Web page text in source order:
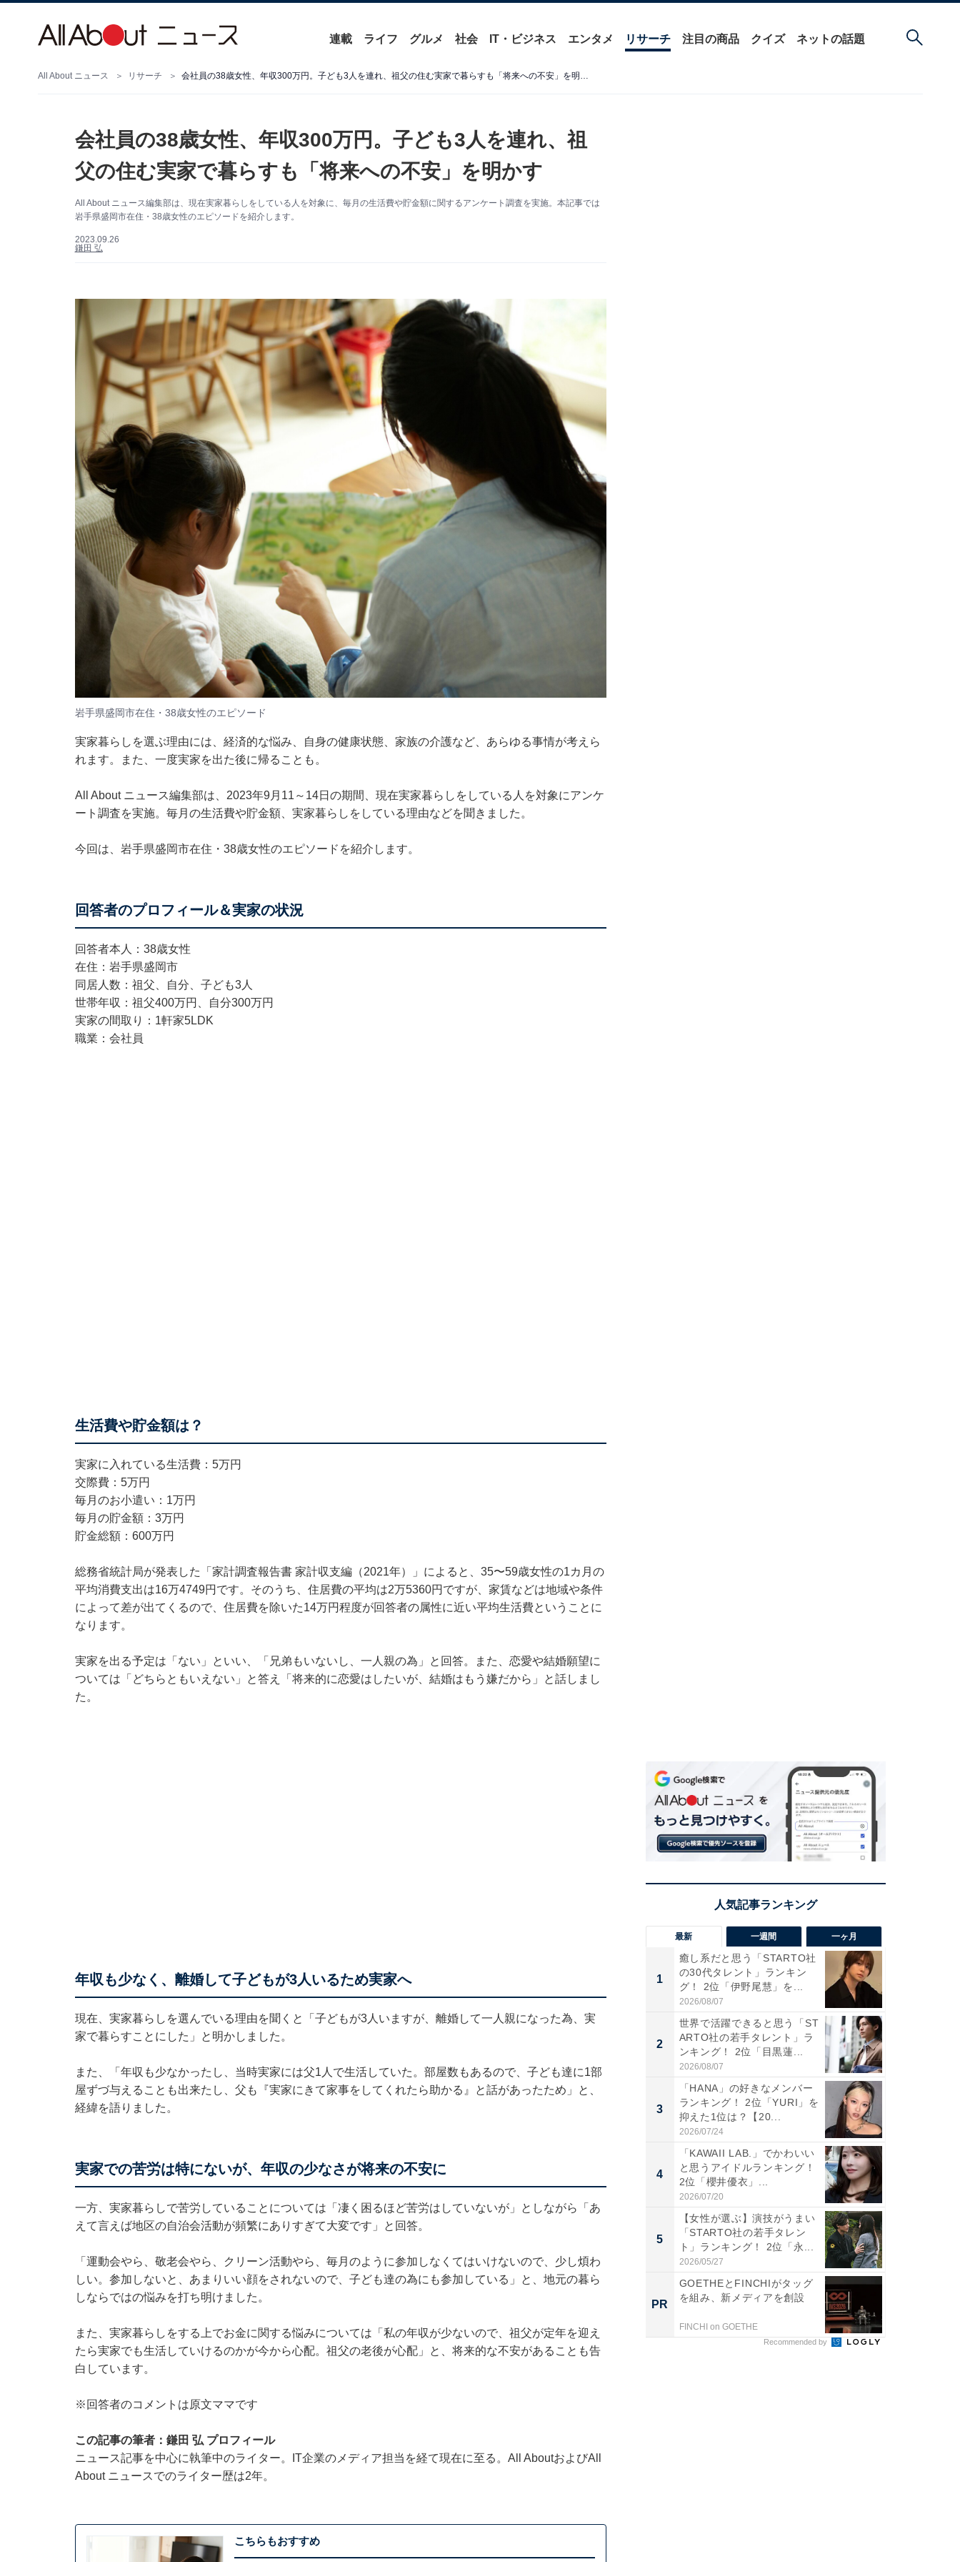
連載 ライフ グルメ 社会 IT・ビジネス エンタメ リサーチ 注目の商品 クイズ ネットの話題
All About ニュース リサーチ 会社員の38歳女性、年収300万円。子ども3人を連れ、祖父の住む実家で暮らすも「将来への不安」を明かす
会社員の38歳女性、年収300万円。子ども3人を連れ、祖
父の住む実家で暮らすも「将来への不安」を明かす
All About ニュース編集部は、現在実家暮らしをしている人を対象に、毎月の生活費や貯金額に関するアンケート調査を実施。本記事では
岩手県盛岡市在住・38歳女性のエピソードを紹介します。
2023.09.26
鎌田 弘
岩手県盛岡市在住・38歳女性のエピソード
実家暮らしを選ぶ理由には、経済的な悩み、自身の健康状態、家族の介護など、あらゆる事情が考えら
れます。また、一度実家を出た後に帰ることも。
All About ニュース編集部は、2023年9月11～14日の期間、現在実家暮らしをしている人を対象にアンケ
ート調査を実施。毎月の生活費や貯金額、実家暮らしをしている理由などを聞きました。
今回は、岩手県盛岡市在住・38歳女性のエピソードを紹介します。
回答者のプロフィール＆実家の状況
回答者本人：38歳女性
在住：岩手県盛岡市
同居人数：祖父、自分、子ども3人
世帯年収：祖父400万円、自分300万円
実家の間取り：1軒家5LDK
職業：会社員
生活費や貯金額は？
実家に入れている生活費：5万円
交際費：5万円
毎月のお小遣い：1万円
毎月の貯金額：3万円
貯金総額：600万円
総務省統計局が発表した「家計調査報告書 家計収支編（2021年）」によると、35〜59歳女性の1カ月の
平均消費支出は16万4749円です。そのうち、住居費の平均は2万5360円ですが、家賃などは地域や条件
によって差が出てくるので、住居費を除いた14万円程度が回答者の属性に近い平均生活費ということに
なります。
実家を出る予定は「ない」といい、「兄弟もいないし、一人親の為」と回答。また、恋愛や結婚願望に
ついては「どちらともいえない」と答え「将来的に恋愛はしたいが、結婚はもう嫌だから」と話しまし
た。
年収も少なく、離婚して子どもが3人いるため実家へ
現在、実家暮らしを選んでいる理由を聞くと「子どもが3人いますが、離婚して一人親になった為、実
家で暮らすことにした」と明かしました。
また、「年収も少なかったし、当時実家には父1人で生活していた。部屋数もあるので、子ども達に1部
屋ずづ与えることも出来たし、父も『実家にきて家事をしてくれたら助かる』と話があったため」と、
経緯を語りました。
実家での苦労は特にないが、年収の少なさが将来の不安に
一方、実家暮らしで苦労していることについては「凄く困るほど苦労はしていないが」としながら「あ
えて言えば地区の自治会活動が頻繁にありすぎて大変です」と回答。
「運動会やら、敬老会やら、クリーン活動やら、毎月のように参加しなくてはいけないので、少し煩わ
しい。参加しないと、あまりいい顔をされないので、子ども達の為にも参加している」と、地元の暮ら
しならではの悩みを打ち明けました。
また、実家暮らしをする上でお金に関する悩みについては「私の年収が少ないので、祖父が定年を迎え
たら実家でも生活していけるのかが今から心配。祖父の老後が心配」と、将来的な不安があることも告
白しています。
※回答者のコメントは原文ママです
この記事の筆者：鎌田 弘 プロフィール
ニュース記事を中心に執筆中のライター。IT企業のメディア担当を経て現在に至る。All AboutおよびAll
About ニュースでのライター歴は2年。
こちらもおすすめ
最新 一週間 一ヶ月
1
癒し系だと思う「STARTO社
の30代タレント」ランキン
グ！ 2位「伊野尾慧」を...
2026/08/07
2
世界で活躍できると思う「ST
ARTO社の若手タレント」ラ
ンキング！ 2位「目黒蓮...
2026/08/07
3
「HANA」の好きなメンバー
ランキング！ 2位「YURI」を
抑えた1位は？【20...
2026/07/24
4
「KAWAII LAB.」でかわいい
と思うアイドルランキング！
2位「櫻井優衣」...
2026/07/20
5
【女性が選ぶ】演技がうまい
「STARTO社の若手タレン
ト」ランキング！ 2位「永...
2026/05/27
PR
GOETHEとFINCHIがタッグ
を組み、新メディアを創設
FINCHI on GOETHE
Recommended by